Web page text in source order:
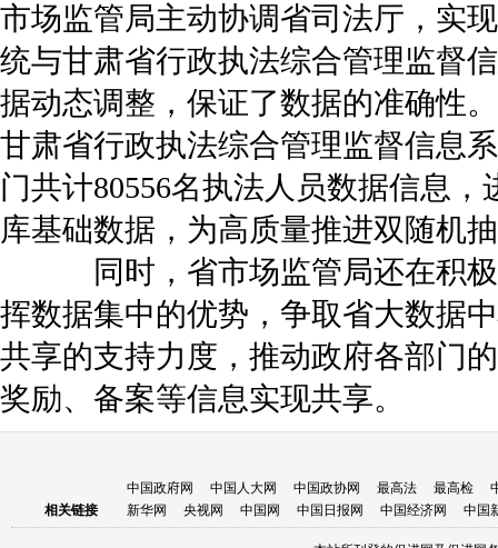
市场监管局主动协调省司法厅，实
统与甘肃省行政执法综合管理监督
据动态调整，保证了数据的准确性
甘肃省行政执法综合管理监督信息
门共计80556名执法人员数据信息
库基础数据，为高质量推进双随机
同时，省市场监管局还在积极
挥数据集中的优势，争取省大数据
共享的支持力度，推动政府各部门
奖励、备案等信息实现共享。
相关链接
中国政府网 中国人大网 中国政协网 最高法 最高检
新华网
央视网 中国网 中国日报网 中国经济网 中国